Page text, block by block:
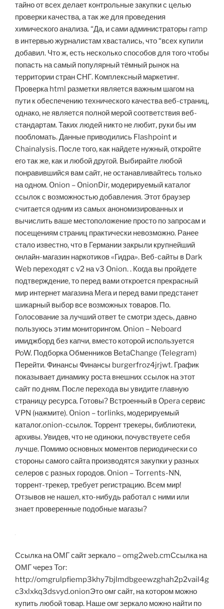
тайно от всех делает контрольные закупки с целью
проверки качества, а так же для проведения
химического анализа. “Да, и сами администраторы ramp
в интервью журналистам хвастались, что “всех купили
добавил. Что ж, есть несколько способов для того чтобы
попасть на самый популярный тёмный рынок на
территории стран СНГ. Комплексный маркетинг.
Проверка html разметки является важным шагом на
пути к обеспечению технического качества веб-страниц,
однако, не является полной мерой соответствия веб-
стандартам. Таких людей никто не любит, руки бы им
пообломать. Данные приводились Flashpoint и
Chainalysis. После того, как найдете нужный, откройте
его так же, как и любой другой. Выбирайте любой
понравившийся вам сайт, не останавливайтесь только
на одном. Onion – OnionDir, модерируемый каталог
ссылок с возможностью добавления. Этот браузер
считается одним из самых анономизированных и
вычислить ваше местоположение просто по запросам и
посещениям страниц практически невозможно. Ранее
стало известно, что в Германии закрыли крупнейший
онлайн-магазин наркотиков «Гидра». Веб-сайты в Dark
Web переходят с v2 на v3 Onion. . Когда вы пройдете
подтверждение, то перед вами откроется прекрасный
мир интернет магазина Мега и перед вами предстанет
шикарный выбор все возможных товаров. По.
Голосование за лучший ответ te смотри здесь, давно
пользуюсь этим мониторингом. Onion – Neboard
имиджборд без капчи, вместо которой используется
PoW. Подборка Обменников BetaChange (Telegram)
Перейти. Финансы Финансы burgerfroz4jrjwt. График
показывает динамику роста внешних ссылок на этот
сайт по дням. После перехода вы увидите главную
страницу ресурса. Готовы? Встроенный в Opera сервис
VPN (нажмите). Onion – torlinks, модерируемый
каталог.onion-ссылок. Торрент трекеры, библиотеки,
архивы. Увидев, что не одиноки, почувствуете себя
лучше. Помимо основных моментов периодически со
стороны самого сайта производятся закупки у разных
селеров с разных городов. Onion – Torrents-NN,
торрент-трекер, требует регистрацию. Всем мир!
Отзывов не нашел, кто-нибудь работал с ними или
знает проверенные подобные магазы?
Ссылка на ОМГ сайт зеркало – omg2web.cmСсылка на
ОМГ через Tor:
http://omgrulpfiemp3khy7bjlmdbgeewzghah2p2vail4g
c3xlxkq3dsvyd.onionЭто омг сайт, на котором можно
купить любой товар. Наше омг зеркало можно найти по